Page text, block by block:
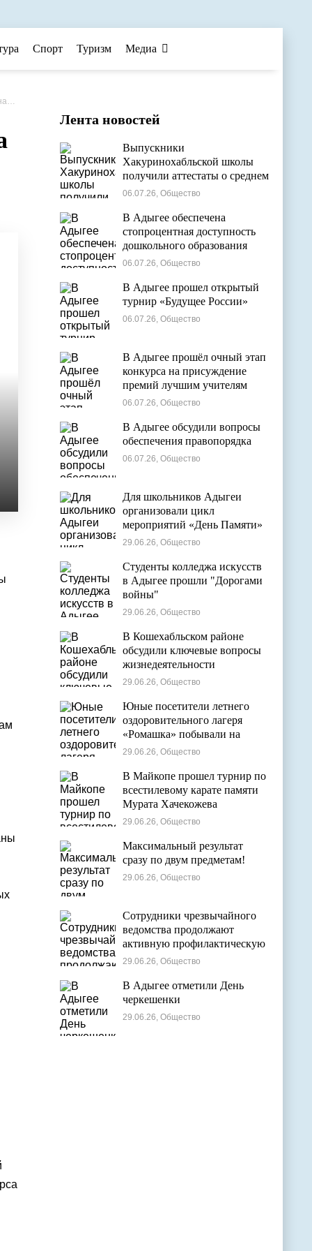
Спорт Туризм Медиа
Лента новостей
Выпускники
Хакуринохабльской школы
получили аттестаты о среднем
общем образовании
06.07.26, Общество
В Адыгее обеспечена
стопроцентная доступность
дошкольного образования
06.07.26, Общество
В Адыгее прошел открытый
турнир «Будущее России»
06.07.26, Общество
В Адыгее прошёл очный этап
конкурса на присуждение
премий лучшим учителям
06.07.26, Общество
В Адыгее обсудили вопросы
обеспечения правопорядка
06.07.26, Общество
Для школьников Адыгеи
организовали цикл
мероприятий «День Памяти»
29.06.26, Общество
Студенты колледжа искусств
в Адыгее прошли "Дорогами
войны"
29.06.26, Общество
В Кошехабльском районе
обсудили ключевые вопросы
жизнедеятельности
муниципалитета
29.06.26, Общество
Юные посетители летнего
оздоровительного лагеря
«Ромашка» побывали на
экскурсии в Дондуковском
29.06.26, Общество
В Майкопе прошел турнир по
всестилевому карате памяти
Мурата Хачекожева
29.06.26, Общество
Максимальный результат
сразу по двум предметам!
29.06.26, Общество
Сотрудники чрезвычайного
ведомства продолжают
активную профилактическую
деятельность в детских
29.06.26, Общество
В Адыгее отметили День
черкешенки
29.06.26, Общество